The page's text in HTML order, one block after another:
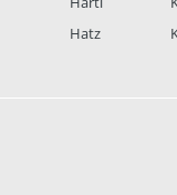
Hatz